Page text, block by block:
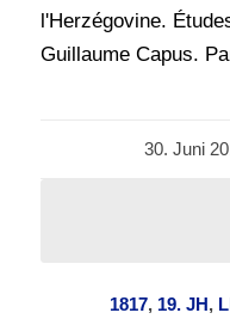
l'Herzégovine.
Guillaume Capus.
30. Juni
/
1817, 19. JH,